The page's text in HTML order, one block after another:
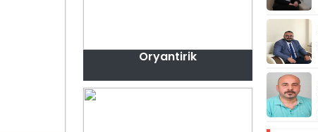
Oryantirik